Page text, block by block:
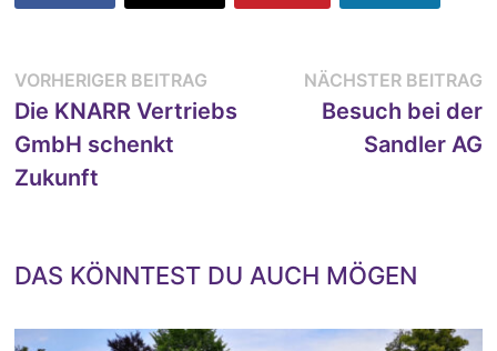
Beitragsnavigation
VORHERIGER BEITRAGVorheriger
Beitrag:
Die KNARR Vertriebs
GmbH schenkt
Zukunft
NÄCHSTER BEITRAG
Besuch bei der
Sandler AG
DAS KÖNNTEST DU AUCH MÖGEN